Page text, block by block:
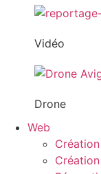
Vidéo
Drone
Web